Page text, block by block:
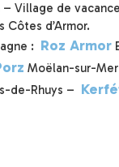
Village de
Côtes d’Armor.
: Roz Armor
Moëlan-sur-
de-Rhuys –